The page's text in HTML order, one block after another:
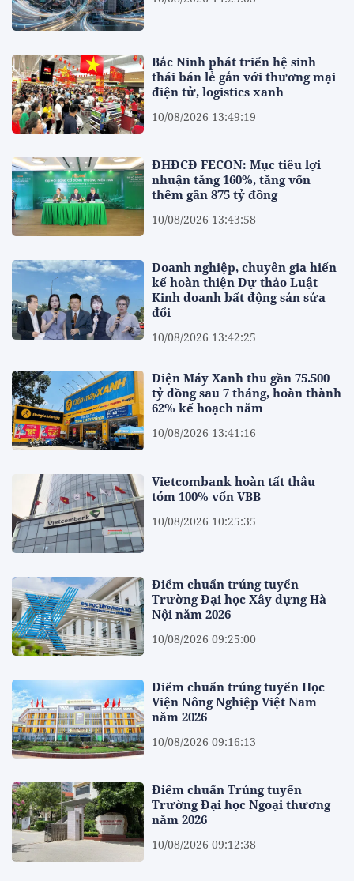
Bắc Ninh phát triển hệ sinh
thái bán lẻ gắn với thương mại
điện tử, logistics xanh
10/08/2026 13:49:19
ĐHĐCĐ FECON: Mục tiêu lợi
nhuận tăng 160%, tăng vốn
thêm gần 875 tỷ đồng
10/08/2026 13:43:58
Doanh nghiệp, chuyên gia hiến
kế hoàn thiện Dự thảo Luật
Kinh doanh bất động sản sửa
đổi
10/08/2026 13:42:25
Điện Máy Xanh thu gần 75.500
tỷ đồng sau 7 tháng, hoàn thành
62% kế hoạch năm
10/08/2026 13:41:16
Vietcombank hoàn tất thâu
tóm 100% vốn VBB
10/08/2026 10:25:35
Điểm chuẩn trúng tuyển
Trường Đại học Xây dựng Hà
Nội năm 2026
10/08/2026 09:25:00
Điểm chuẩn trúng tuyển Học
Viện Nông Nghiệp Việt Nam
năm 2026
10/08/2026 09:16:13
Điểm chuẩn Trúng tuyển
Trường Đại học Ngoại thương
năm 2026
10/08/2026 09:12:38